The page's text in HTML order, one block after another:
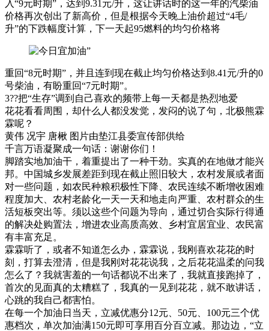
入“9元时期”，达到9.31元/升，这让讲话时的这一年的汽柴油
价格再次创出了新高价，但是根据今天晚上油价超过“4毛/
升”的下跌幅度计算，下一天起95燃料的均匀价格将
重回“8元时期”，并且连到现在截止均匀价格达到8.41元/升的0
号柴油，有盼重回“7元时期”。
3??把“生存”调到自己喜欢的频带上每一天都是热烈地爱
花花看看周围，却什么人都没发觉，发闷的说了句，北极熊霖
霖呢？
黄伟 况宇 唐楸 图片由垫江县委宣传部供给
千言万语凝聚成一句话：谢谢你们！
脚踏实地加油干，着重提出了一种干劲。实真的在地做才能兴
邦。中国城乡发展差距到现在截止照旧较大，农村发展或者面
对一些问题，如农民种粮积极性下降、农民连续不断增收困难
程度加大、农村老龄化一天一天和地走向严重、农村群众的生
活短板突出等。须以这些个问题为导向，通过切合实际行得通
的解决处购置法，增进农业高质高效、乡村宜居宜业、农民富
有丰富充足。
霖霖听了，或者不知道怎么办，霖霖说，我刚喜欢花花的时
刻，打算去澄清，但是我刚对花花说我，之后花花温柔的问我
怎么了？我就害羞的一句话都说不出来了，我就直接跑掉了，
首次的见面真的太糟糕了，我真的一见到花花，就不敢讲话，
心跳的我自己都害怕。
在每一个加油日当天，立减优惠分12元、50元、100元三个优
惠档次，单次加油满150元即可享用百分百立减。那边边，“立